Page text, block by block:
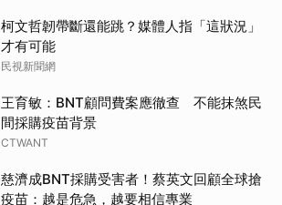
柯文哲韌帶斷還能跳？媒體人指「這狀況」
才有可能
民視新聞網
王育敏：BNT顧問費案應徹查 不能抹煞民
間採購疫苗背景
CTWANT
慈濟成BNT採購受害者！蔡英文回顧全球搶
疫苗：越是危急，越要相信專業